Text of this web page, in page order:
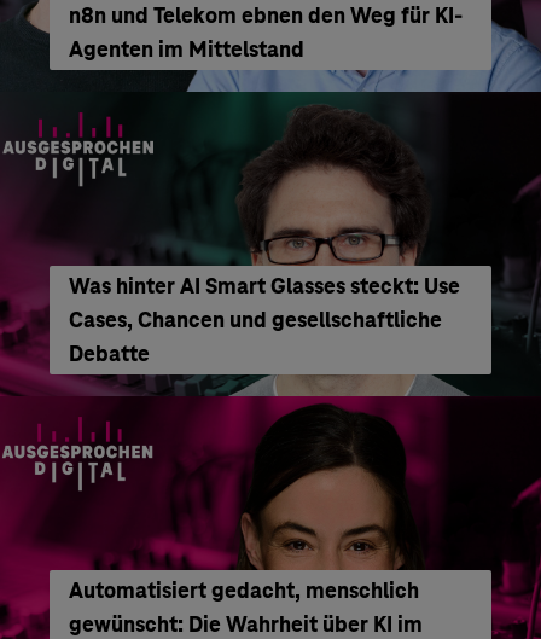
n8n und Telekom ebnen den Weg für KI-
Agenten im Mittelstand
Was hinter AI Smart Glasses steckt: Use
Cases, Chancen und gesellschaftliche
Debatte
Automatisiert gedacht, menschlich
gewünscht: Die Wahrheit über KI im